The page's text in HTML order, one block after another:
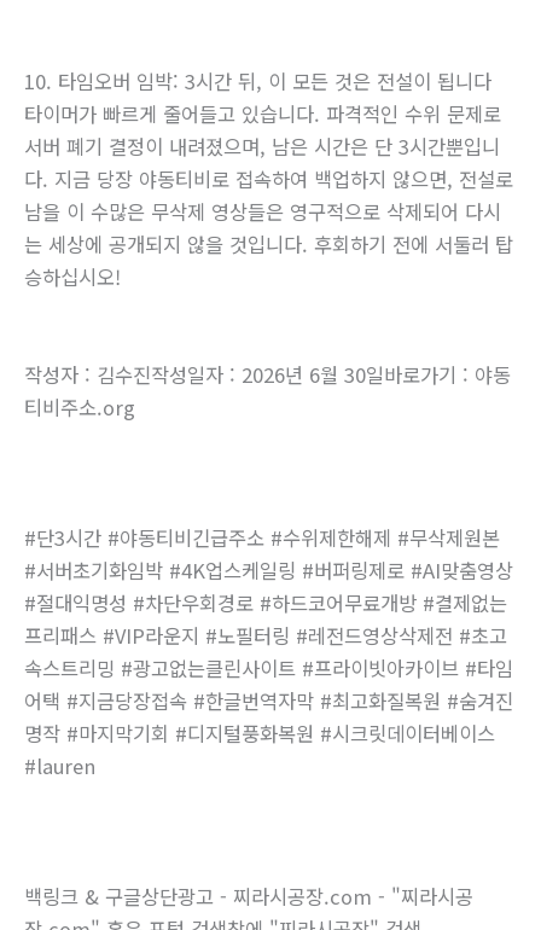
10. 타임오버 임박: 3시간 뒤, 이 모든 것은 전설이 됩니다
타이머가 빠르게 줄어들고 있습니다. 파격적인 수위 문제로
서버 폐기 결정이 내려졌으며, 남은 시간은 단 3시간뿐입니
다. 지금 당장 야동티비로 접속하여 백업하지 않으면, 전설로
남을 이 수많은 무삭제 영상들은 영구적으로 삭제되어 다시
는 세상에 공개되지 않을 것입니다. 후회하기 전에 서둘러 탑
승하십시오!
작성자 : 김수진작성일자 : 2026년 6월 30일바로가기 : 야동
티비주소.org
#단3시간 #야동티비긴급주소 #수위제한해제 #무삭제원본
#서버초기화임박 #4K업스케일링 #버퍼링제로 #AI맞춤영상
#절대익명성 #차단우회경로 #하드코어무료개방 #결제없는
프리패스 #VIP라운지 #노필터링 #레전드영상삭제전 #초고
속스트리밍 #광고없는클린사이트 #프라이빗아카이브 #타임
어택 #지금당장접속 #한글번역자막 #최고화질복원 #숨겨진
명작 #마지막기회 #디지털풍화복원 #시크릿데이터베이스
#lauren
백링크 & 구글상단광고 - 찌라시공장.com - "찌라시공